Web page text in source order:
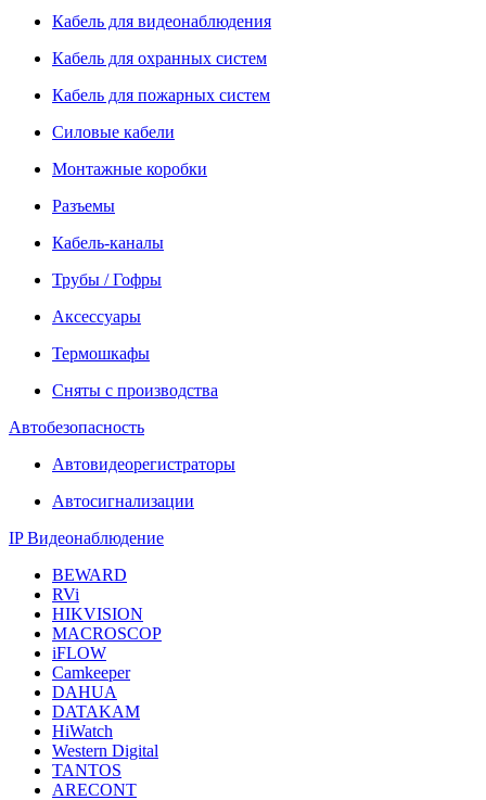
Кабель для видеонаблюдения
Кабель для охранных систем
Кабель для пожарных систем
Силовые кабели
Монтажные коробки
Разъемы
Кабель-каналы
Трубы / Гофры
Аксессуары
Термошкафы
Сняты с производства
Автобезопасность
Автовидеорегистраторы
Автосигнализации
IP Видеонаблюдение
BEWARD
RVi
HIKVISION
MACROSCOP
iFLOW
Camkeeper
DAHUA
DATAKAM
HiWatch
Western Digital
TANTOS
ARECONT